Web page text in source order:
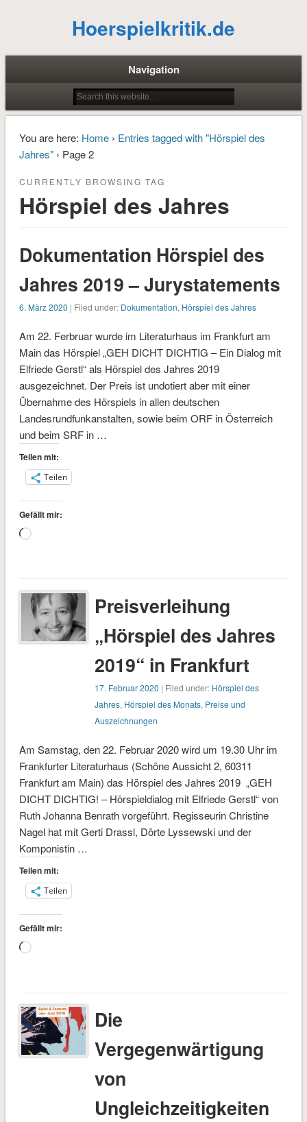
Hoerspielkritik.de
Navigation
You are here: Home› Entries tagged with "Hörspiel des
Jahres"› Page 2
CURRENTLY BROWSING TAG
Hörspiel des Jahres
Dokumentation Hörspiel des
Jahres 2019 – Jurystatements
6. März 2020 | Filed under: Dokumentation, Hörspiel des Jahres
Am 22. Ferbruar wurde im Literaturhaus im Frankfurt am
Main das Hörspiel „GEH DICHT DICHTIG – Ein Dialog mit
Elfriede Gerstl“ als Hörspiel des Jahres 2019
ausgezeichnet. Der Preis ist undotiert aber mit einer
Übernahme des Hörspiels in allen deutschen
Landesrundfunkanstalten, sowie beim ORF in Österreich
und beim SRF in …
Teilen mit:
Teilen
Gefällt mir:
Wird
Preisverleihung
„Hörspiel des Jahres
2019“ in Frankfurt
17. Februar 2020 | Filed under: Hörspiel des
Jahres, Hörspiel des Monats, Preise und
Auszeichnungen
Am Samstag, den 22. Februar 2020 wird um 19.30 Uhr im
Frankfurter Literaturhaus (Schöne Aussicht 2, 60311
Frankfurt am Main) das Hörspiel des Jahres 2019 „GEH
DICHT DICHTIG! – Hörspieldialog mit Elfriede Gerstl“ von
Ruth Johanna Benrath vorgeführt. Regisseurin Christine
Nagel hat mit Gerti Drassl, Dörte Lyssewski und der
Komponistin …
Teilen mit:
Teilen
Gefällt mir:
Wird
Die
Vergegenwärtigung
von
Ungleichzeitigkeiten